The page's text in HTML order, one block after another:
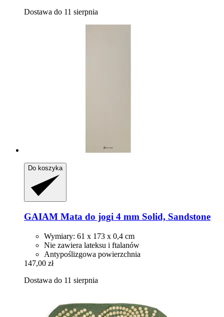
Dostawa do 11 sierpnia
Do koszyka
GAIAM Mata do jogi 4 mm Solid, Sandstone
Wymiary: 61 x 173 x 0,4 cm
Nie zawiera lateksu i ftalanów
Antypoślizgowa powierzchnia
147,00 zł
Dostawa do 11 sierpnia